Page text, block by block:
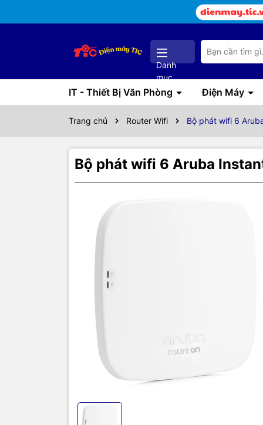
Danh
mục
IT - Thiết Bị Văn Phòng Điện Máy
Trang chủ Router Wifi Bộ phát wifi 6
Bộ phát wifi 6 Aruba
I.
On
Được thiết
AP22 có
cầu về di
II.